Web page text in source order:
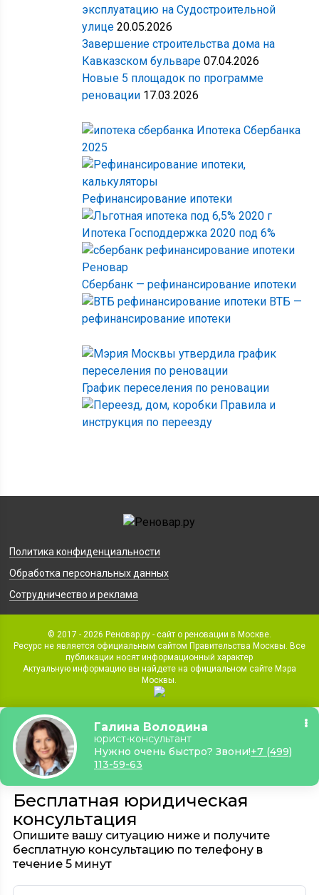
эксплуатацию на Судостроительной
улице 20.05.2026
Завершение строительства дома на
Кавказском бульваре 07.04.2026
Новые 5 площадок по программе
реновации 17.03.2026
Ипотека Сбербанка
2025
Рефинансирование ипотеки
Ипотека Господдержка 2020 под 6%
Сбербанк — рефинансирование ипотеки
ВТБ —
рефинансирование ипотеки
График переселения по реновации
Правила и
инструкция по переезду
Политика конфиденциальности
Обработка персональных данных
Сотрудничество и реклама
© 2017 - 2026 Реновар.ру - сайт о реновации в Москве.
Ресурс не является официальным сайтом Правительства Москвы. Все
публикации носят информационный характер
Актуальную информацию вы найдете на официальном сайте Мэра
Москвы.